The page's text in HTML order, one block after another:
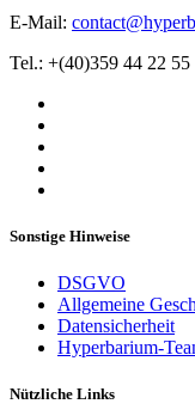
E-Mail:
Tel.: +(40)359 44 22 55
Sonstige Hinweise
DSGVO
Allgemeine
Datensicherheit
Hyperbarium-
Nützliche Links